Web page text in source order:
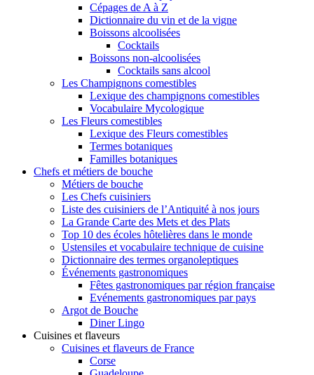
Cépages de A à Z
Dictionnaire du vin et de la vigne
Boissons alcoolisées
Cocktails
Boissons non-alcoolisées
Cocktails sans alcool
Les Champignons comestibles
Lexique des champignons comestibles
Vocabulaire Mycologique
Les Fleurs comestibles
Lexique des Fleurs comestibles
Termes botaniques
Familles botaniques
Chefs et métiers de bouche
Métiers de bouche
Les Chefs cuisiniers
Liste des cuisiniers de l’Antiquité à nos jours
La Grande Carte des Mets et des Plats
Top 10 des écoles hôtelières dans le monde
Ustensiles et vocabulaire technique de cuisine
Dictionnaire des termes organoleptiques
Événements gastronomiques
Fêtes gastronomiques par région française
Evénements gastronomiques par pays
Argot de Bouche
Diner Lingo
Cuisines et flaveurs
Cuisines et flaveurs de France
Corse